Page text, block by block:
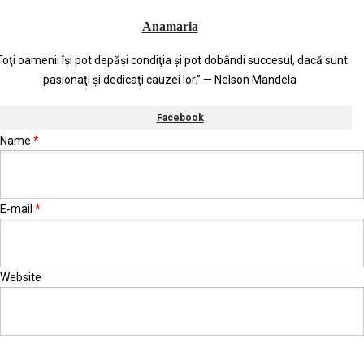
Anamaria
oamenii îşi pot depăşi condiţia şi pot dobândi succesul, dacă sunt
pasionaţi şi dedicaţi cauzei lor.” — Nelson Mandela
Facebook
Name *
E-mail *
Website